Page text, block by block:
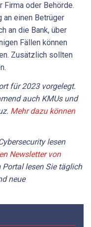
Firma oder Behörde.
an einen Betrüger
an die Bank, über
Fällen können
Zusätzlich sollten
für 2023 vorgelegt.
auch KMUs und
Mehr dazu können
lesen
Newsletter von
Portal lesen Sie täglich
neue